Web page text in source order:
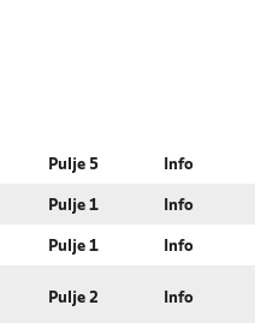
Pulje 5 Info
Pulje 1 Info
Pulje 1 Info
Pulje 2 Info